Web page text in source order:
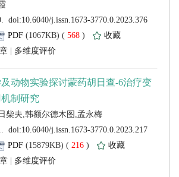
568 )
216 )